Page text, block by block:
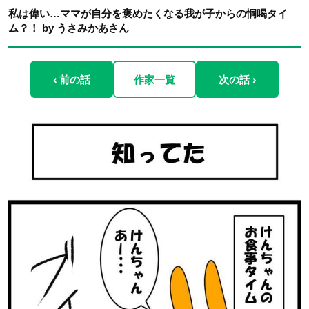
私は偉い…ママが自分を褒めたくなる我が子からの恫喝タイ
ム？！ by うさみかあさん
‹ 前の話 作家一覧 次の話 ›